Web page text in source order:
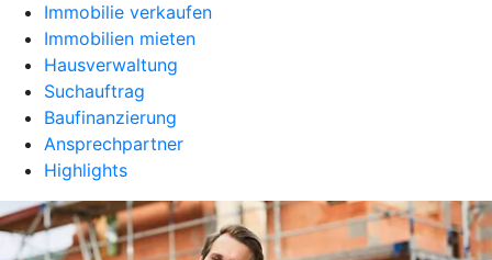
Immobilie verkaufen
Immobilien mieten
Hausverwaltung
Suchauftrag
Baufinanzierung
Ansprechpartner
Highlights